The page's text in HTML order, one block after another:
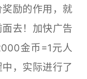
励的作用，就
去！加快广告
金币=1元人
，实际进行了